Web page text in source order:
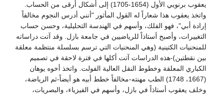
يعقوب برنويي الأول (1654-1705) إلى أشكال أرقى من الحساب.
واتخذ يعقوب هذا شعاراً له القول المأثور "أنني أدرس النجوم مخالفاً
إرادة أبي"، فهو الفلك، وأسهم في الهندسة التحليلية، وحسن حساب
التغييرات، وأصبح أستاذاً للرياضيين في جامعة بازل. وقد آتت دراساته
للمنحنيات الكتينية (وهي المنحنيات التي ترسم بسلسلة منتظمة معلقة
بين نقطتين)-هذه الدراسات آتت أكلها في فترة لاحقة في تصميم
الكباري المعلقة وخطوط النقل العالية الفولت. واتخذ أخوه يوهان
(1667، 1748) الطب مهنته-مخالفاً خطط أبيه هو أيضاً-ثم الرياضة،
وخلف يعقوب أستاذاً في بازل، وأسهم في الفيزياء، والبصريات،